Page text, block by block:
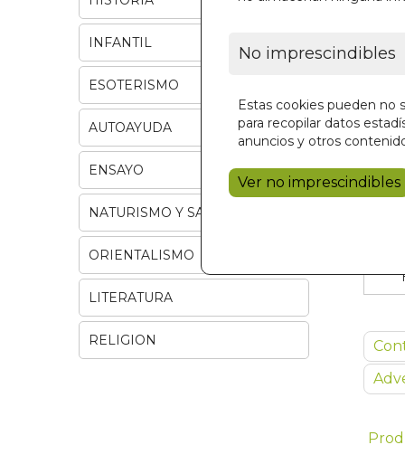
No imprescindibles
Estas cookies pueden no
para recopilar datos
anuncios y otros
Ver no imprescindibles
INFANTIL
ESOTERISMO
AUTOAYUDA
ENSAYO
NATURISMO Y SALUD
ORIENTALISMO
LITERATURA
RELIGION